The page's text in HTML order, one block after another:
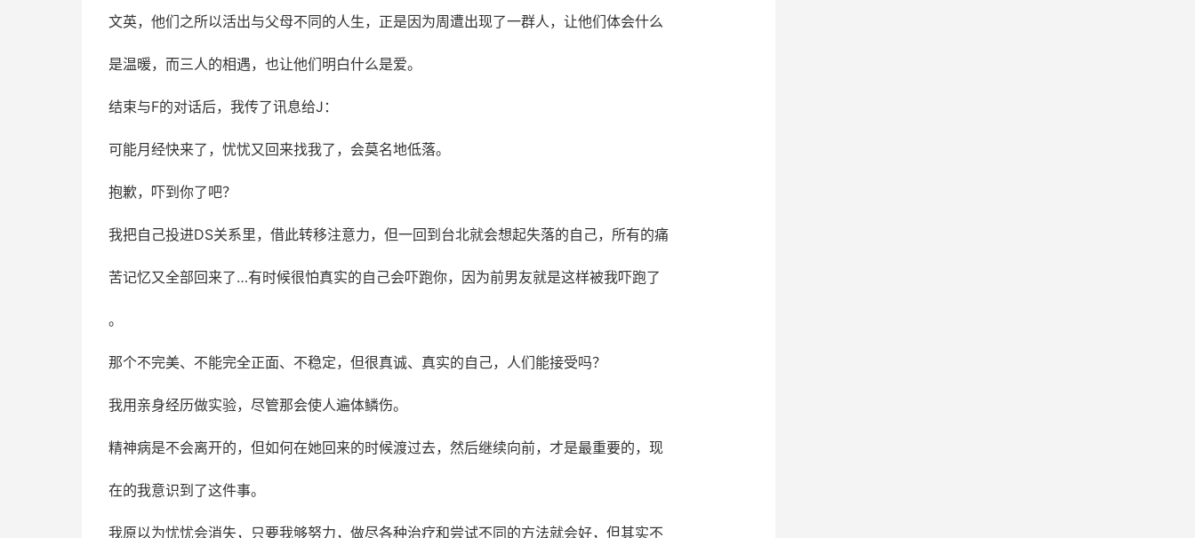
文英，他们之所以活出与父母不同的人生，正是因为周遭出现了一群人，让他们体会什么
是温暖，而三人的相遇，也让他们明白什么是爱。
结束与F的对话后，我传了讯息给J：
可能月经快来了，忧忧又回来找我了，会莫名地低落。
抱歉，吓到你了吧？
我把自己投进DS关系里，借此转移注意力，但一回到台北就会想起失落的自己，所有的痛
苦记忆又全部回来了…有时候很怕真实的自己会吓跑你，因为前男友就是这样被我吓跑了
。
那个不完美、不能完全正面、不稳定，但很真诚、真实的自己，人们能接受吗？
我用亲身经历做实验，尽管那会使人遍体鳞伤。
精神病是不会离开的，但如何在她回来的时候渡过去，然后继续向前，才是最重要的，现
在的我意识到了这件事。
我原以为忧忧会消失，只要我够努力，做尽各种治疗和尝试不同的方法就会好，但其实不